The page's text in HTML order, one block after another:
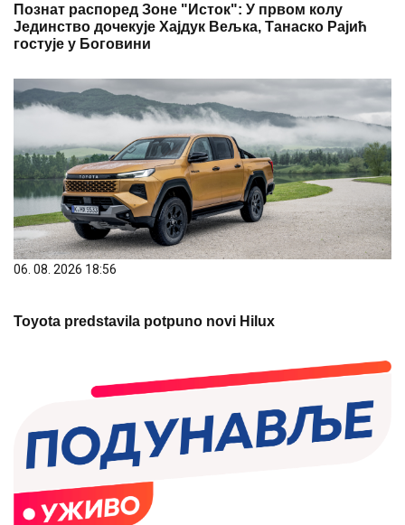
Познат распоред Зоне "Исток": У првом колу
Јединство дочекује Хајдук Вељка, Танаско Рајић
гостује у Боговини
06. 08. 2026 18:56
Toyota predstavila potpuno novi Hilux